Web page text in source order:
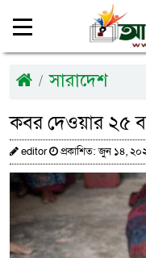
সারাদেশ
কবর দেওয়ার ২৫
editor প্রকাশিত: জুন ১৪,